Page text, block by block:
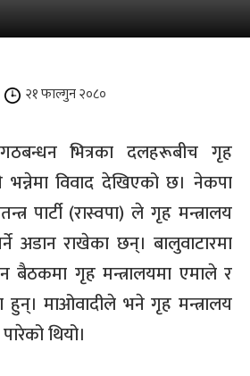
२१ फाल्गुन २०८०
भित्रका दलहरूबीच गृह
विवाद देखिएको छ। नेकपा
पार्टी (रास्वपा) ले गृह मन्त्रालय
राखेका छन्। बालुवाटारमा
गृह मन्त्रालयमा एमाले र
हुन्। माओवादीले भने गृह मन्त्रालय
थियो।